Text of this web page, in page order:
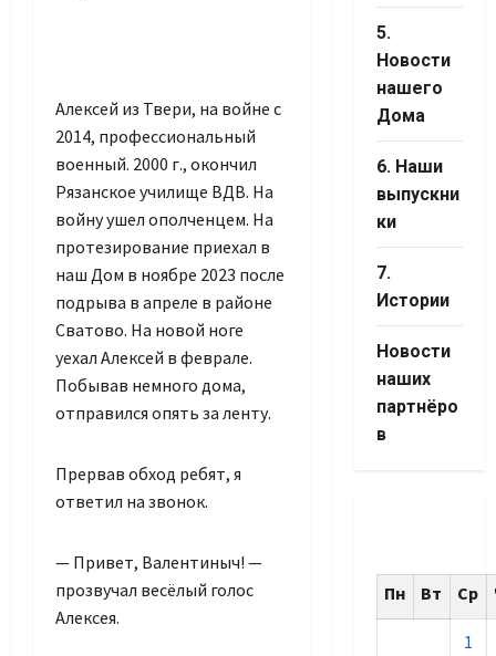
Алексей из Твери, на войне с
2014, профессиональный
военный. 2000 г., окончил
Рязанское училище ВДВ. На
войну ушел ополченцем. На
протезирование приехал в
наш Дом в ноябре 2023 после
подрыва в апреле в районе
Сватово. На новой ноге
уехал Алексей в феврале.
Побывав немного дома,
отправился опять за ленту.
Прервав обход ребят, я
ответил на звонок.
— Привет, Валентиныч! —
прозвучал весёлый голос
Алексея.
5.
Новости
нашего
Дома
6. Наши
выпускни
ки
7.
Истории
Новости
наших
партнёро
в
Пн Вт Ср
1